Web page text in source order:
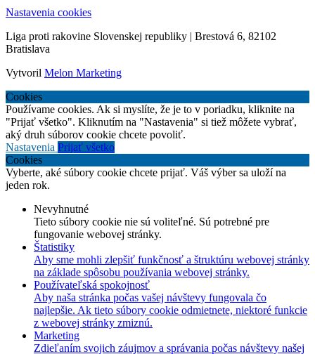
Nastavenia cookies
Liga proti rakovine Slovenskej republiky | Brestová 6, 82102
Bratislava
Vytvoril Melon Marketing
Cookies
Používame cookies. Ak si myslíte, že je to v poriadku, kliknite na
"Prijať všetko". Kliknutím na "Nastavenia" si tiež môžete vybrať,
aký druh súborov cookie chcete povoliť.
Nastavenia Prijať všetko
Cookies
Vyberte, aké súbory cookie chcete prijať. Váš výber sa uloží na
jeden rok.
Nevyhnutné
Tieto súbory cookie nie sú voliteľné. Sú potrebné pre
fungovanie webovej stránky.
Štatistiky
Aby sme mohli zlepšiť funkčnosť a štruktúru webovej stránky
na základe spôsobu používania webovej stránky.
Používateľská spokojnosť
Aby naša stránka počas vašej návštevy fungovala čo
najlepšie. Ak tieto súbory cookie odmietnete, niektoré funkcie
z webovej stránky zmiznú.
Marketing
Zdieľaním svojich záujmov a správania počas návštevy našej